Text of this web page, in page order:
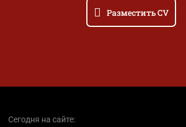
Разместить CV
Сегодня на сайте: